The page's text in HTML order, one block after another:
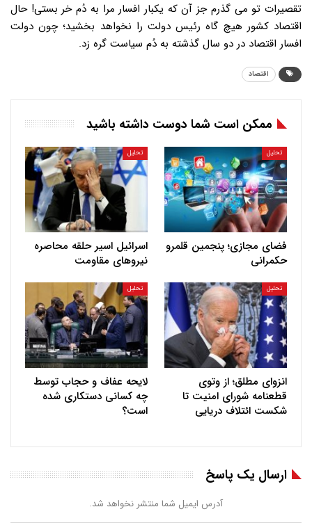
تقصیرات تو می گذرم جز آن که یکبار افسار مرا به دُم خر بستی! حال
اقتصاد کشور هیچ گاه رئیس دولت را نخواهد بخشید؛ چون دولت
افسار اقتصاد در دو سال گذشته به دُم سیاست گره زد.
اقتصاد
ممکن است شما دوست داشته باشید
تحلیل
فضای مجازی؛ پنجمین قلمرو
حکمرانی
تحلیل
اسرائیل اسیر حلقه محاصره
نیروهای مقاومت
تحلیل
انزوای مطلق؛ از وتوی
قطعنامه شورای امنیت تا
شکست ائتلاف دریایی
تحلیل
لایحه عفاف و حجاب توسط
چه کسانی دستکاری شده
است؟
ارسال یک پاسخ
آدرس ایمیل شما منتشر نخواهد شد.